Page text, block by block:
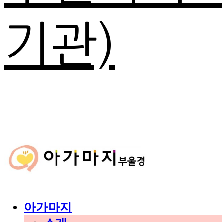
기관)
아가마지